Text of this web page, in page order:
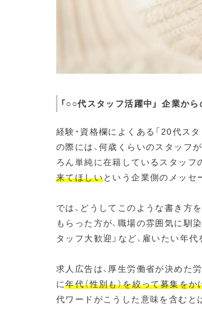
「○○代スタッフ活躍中」 企業か
経験・資格欄によくある「20代ス
の際には、何歳くらいのスタッフ
ろん単純に在籍しているスタッフ
来てほしいという企業側のメッセ
では、どうしてこのような書き方
もらった方が、職場の雰囲気に馴
タッフ大歓迎」など、雇いたい年
求人広告は、厚生労働省が決めた
に年代（性別も）を絞って募集を
代ワードがこうした意味を含むと